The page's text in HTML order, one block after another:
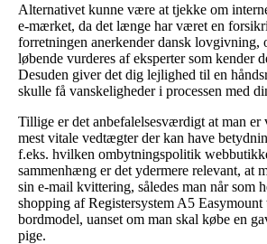
Alternativet kunne være at tjekke om
e-mærket, da det længe har været en
forretningen anerkender dansk lovgivning,
løbende vurderes af eksperter som kender
Desuden giver det dig lejlighed til en
skulle få vanskeligheder i processen med
Tillige er det anbefalelsesværdigt at man er
mest vitale vedtægter der kan have
f.eks. hvilken ombytningspolitik
sammenhæng er det ydermere relevant, at
sin e-mail kvittering, således man når som
shopping af Registersystem A5
bordmodel, uanset om man skal købe en
pige.